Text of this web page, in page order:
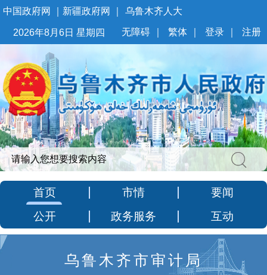
中国政府网 新疆政府网 乌鲁木齐人大
2026年8月6日 星期四 无障碍 繁体 登录 注册
首页 市情
要闻
公开
政务服务 互动
乌鲁木齐市审计局